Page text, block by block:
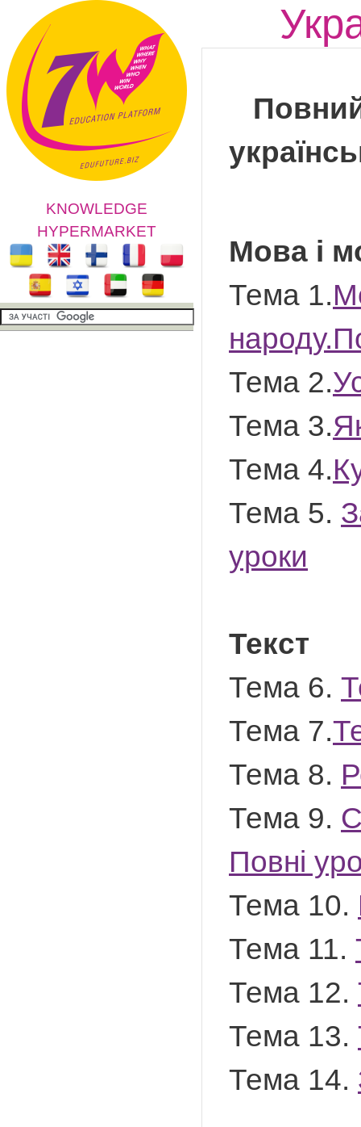
KNOWLEDGE
HYPERMARKET
Мова і
Тема 1.
Тема 2.
Тема 3.
Тема 4.
Тема 5.
уроки
Текст
Тема 6.
Тема 7.
Тема 8.
Тема 9.
Повні
Тема 10.
Тема 11.
Тема 12.
Тема 13.
Тема 14.